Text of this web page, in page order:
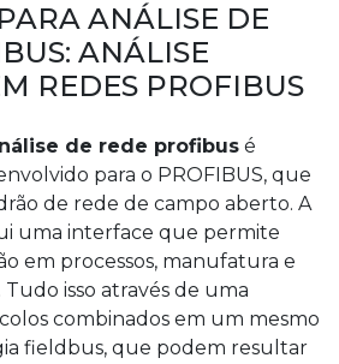
ANÁLISE DE
ANÁLISE
REDES PROFIBUS
de rede profibus é
para o PROFIBUS, que
de rede de campo aberto. A
uma interface que permite
em processos, manufatura e
isso através de uma
combinados em um mesmo
fieldbus, que podem resultar